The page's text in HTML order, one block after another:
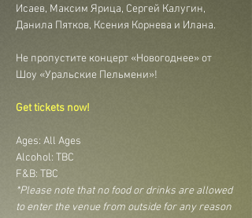
Исаев, Максим Ярица, Сергей Калугин,
Данила Пятков, Ксения Корнева и Илана.
Не пропустите концерт «Новогоднее» от
Шоу «Уральские Пельмени»!
Get tickets now!
Ages: All Ages
Alcohol: TBC
F&B: TBC
*Please note that no food or drinks are allowed
to enter the venue from outside for any reason